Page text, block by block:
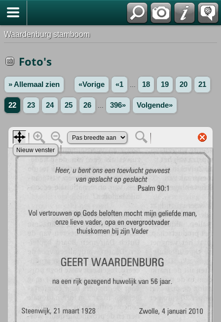
Waardenburg stamboom
Foto's
» Allemaal zien «Vorige «1 18 19 20 21
22 23 24 25 26 396» Volgende»